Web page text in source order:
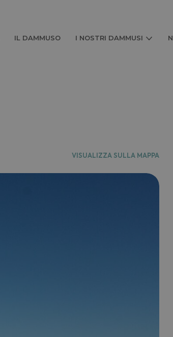
IL DAMMUSO I NOSTRI DAMMUSI
VISUALIZZA SULLA MAPPA